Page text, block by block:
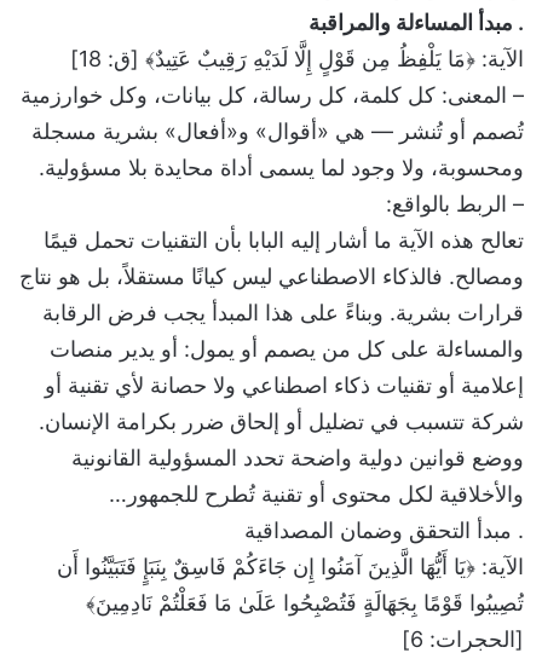
. مبدأ المساءلة والمراقبة
الآية: ﴿مَا يَلْفِظُ مِن قَوْلٍ إِلَّا لَدَيْهِ رَقِيبٌ عَتِيدٌ﴾ [ق: 18]
– المعنى: كل كلمة، كل رسالة، كل بيانات، وكل خوارزمية
تُصمم أو تُنشر — هي «أقوال» و«أفعال» بشرية مسجلة
ومحسوبة، ولا وجود لما يسمى أداة محايدة بلا مسؤولية.
– الربط بالواقع:
تعالح هذه الآية ما أشار إليه البابا بأن التقنيات تحمل قيمًا
ومصالح. فالذكاء الاصطناعي ليس كيانًا مستقلاً، بل هو نتاج
قرارات بشرية. وبناءً على هذا المبدأ يجب فرض الرقابة
والمساءلة على كل من يصمم أو يمول: أو يدير منصات
إعلامية أو تقنيات ذكاء اصطناعي ولا حصانة لأي تقنية أو
شركة تتسبب في تضليل أو إلحاق ضرر بكرامة الإنسان.
ووضع قوانين دولية واضحة تحدد المسؤولية القانونية
والأخلاقية لكل محتوى أو تقنية تُطرح للجمهور…
. مبدأ التحقق وضمان المصداقية
الآية: ﴿يَا أَيُّهَا الَّذِينَ آمَنُوا إِن جَاءَكُمْ فَاسِقٌ بِنَبَإٍ فَتَبَيَّنُوا أَن
تُصِيبُوا قَوْمًا بِجَهَالَةٍ فَتُصْبِحُوا عَلَىٰ مَا فَعَلْتُمْ نَادِمِينَ﴾
[الحجرات: 6]